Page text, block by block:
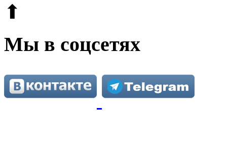
⬆
Мы в соцсетях